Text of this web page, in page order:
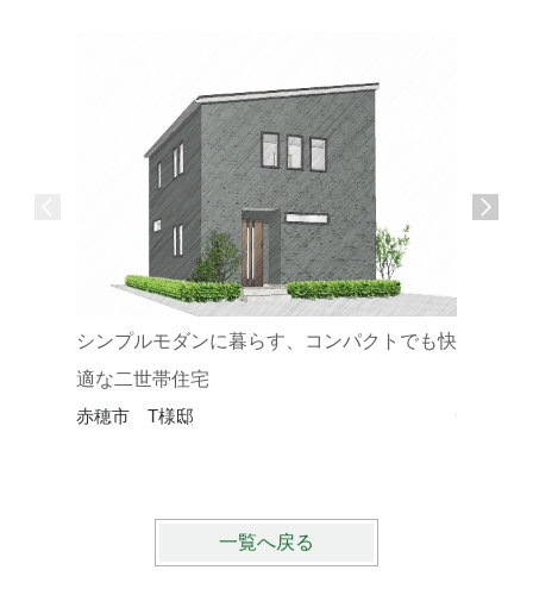
シンプルモダンに暮らす、コンパクトでも快
適な二世帯住宅
赤穂市 T様邸
一覧へ戻る